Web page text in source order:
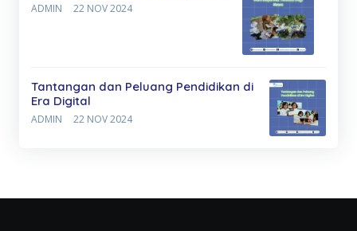
ADMIN 22 NOV 2024
Tantangan dan Peluang Pendidikan di
Era Digital
ADMIN 22 NOV 2024